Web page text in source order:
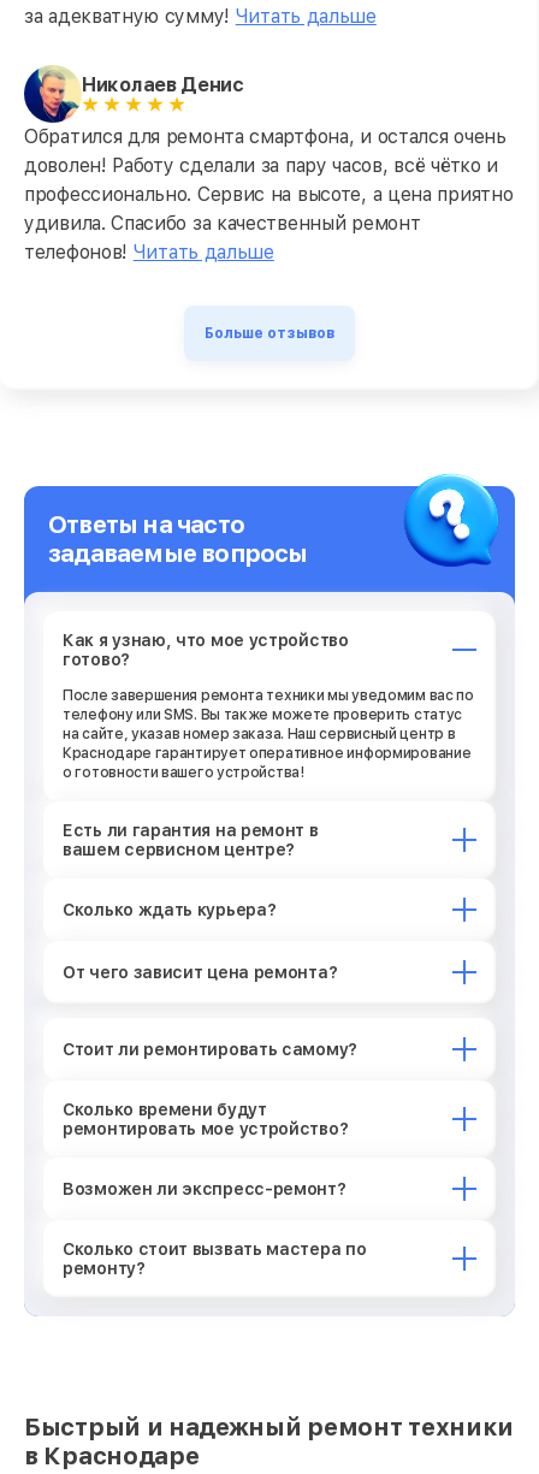
за адекватную сумму! Читать дальше
Николаев Денис
Обратился для ремонта смартфона, и остался очень
доволен! Работу сделали за пару часов, всё чётко и
профессионально. Сервис на высоте, а цена приятно
удивила. Спасибо за качественный ремонт
телефонов! Читать дальше
Больше отзывов
Ответы на часто
задаваемые вопросы
Как я узнаю, что мое устройство
готово?
После завершения ремонта техники мы уведомим вас по
телефону или SMS. Вы также можете проверить статус
на сайте, указав номер заказа. Наш сервисный центр в
Краснодаре гарантирует оперативное информирование
о готовности вашего устройства!
Есть ли гарантия на ремонт в
вашем сервисном центре?
Сколько ждать курьера?
От чего зависит цена ремонта?
Стоит ли ремонтировать самому?
Сколько времени будут
ремонтировать мое устройство?
Возможен ли экспресс-ремонт?
Сколько стоит вызвать мастера по
ремонту?
Быстрый и надежный ремонт техники
в Краснодаре